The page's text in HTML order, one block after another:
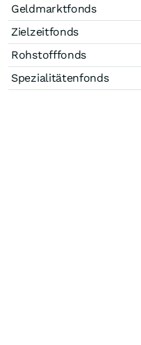
Geldmarktfonds
Zielzeitfonds
Rohstofffonds
Spezialitätenfonds